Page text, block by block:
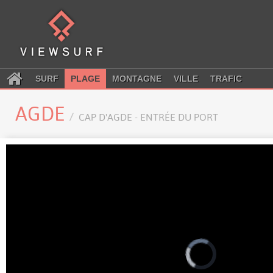
SURF PLAGE MONTAGNE VILLE TRAFIC
AGDE CAP D'AGDE - ENTRÉE DU PORT